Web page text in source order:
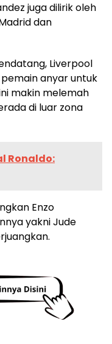
juga dilirik oleh
dan
Liverpool
anyar untuk
makin melemah
di luar zona
Ronaldo:
Enzo
yakni Jude